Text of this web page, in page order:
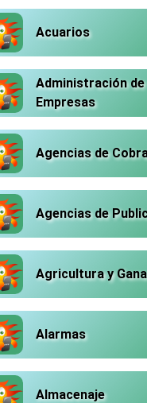
Acuarios
Administración de
Empresas
Agencias de
Agencias de
Agricultura y
Alarmas
Almacenaje